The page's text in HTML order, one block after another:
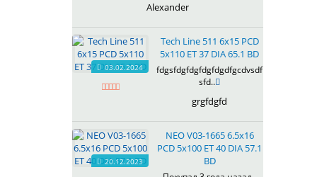
633
634
635
641
642
Alexander
03.02.2024
Tech Line 511 6x15 PCD
5x110 ET 37 DIA 65.1 BD
fdgsfdgfdgfdgfdgdfgcdvsdf
sfd..
grgfdgfd
20.12.2023
NEO V03-1665 6.5x16
PCD 5x100 ET 40 DIA 57.1
BD